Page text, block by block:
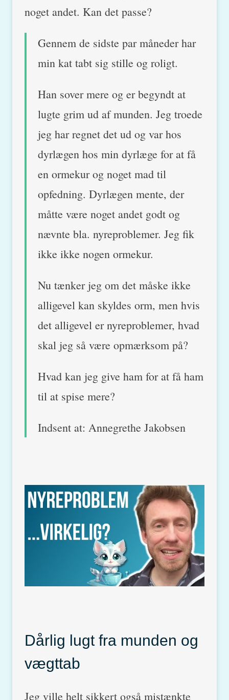
noget andet. Kan det passe?
Gennem de sidste par måneder har
min kat tabt sig stille og roligt.
Han sover mere og er begyndt at
lugte grim ud af munden. Jeg troede
jeg har regnet det ud og var hos
dyrlægen hos min dyrlæge for at få
en ormekur og noget mad til
opfedning. Dyrlægen mente, der
måtte være noget andet godt og
nævnte bla. nyreproblemer. Jeg fik
ikke ikke nogen ormekur.
Nu tænker jeg om det måske ikke
alligevel kan skyldes orm, men hvis
det alligevel er nyreproblemer, hvad
skal jeg så være opmærksom på?
Hvad kan jeg give ham for at få ham
til at spise mere?
Indsent at: Annegrethe Jakobsen
Dårlig lugt fra munden og
vægttab
Jeg ville helt sikkert også mistænkte